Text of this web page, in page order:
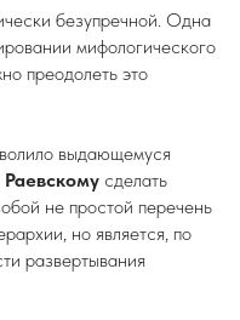
безупречной. Одна
мифологического
преодолеть это
выдающемуся
сделать
не простой перечень
но является, по
развертывания